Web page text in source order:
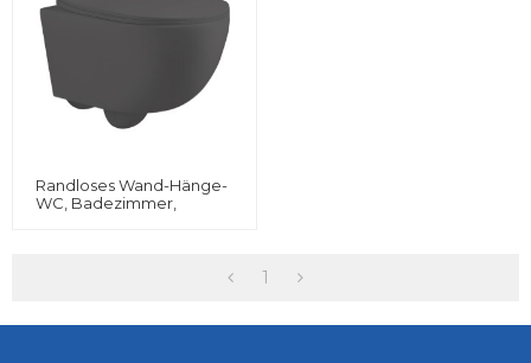
Randloses Wand-Hänge-
WC, Badezimmer,
1